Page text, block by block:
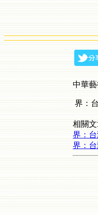
中華
界：
相關文
界：
界：